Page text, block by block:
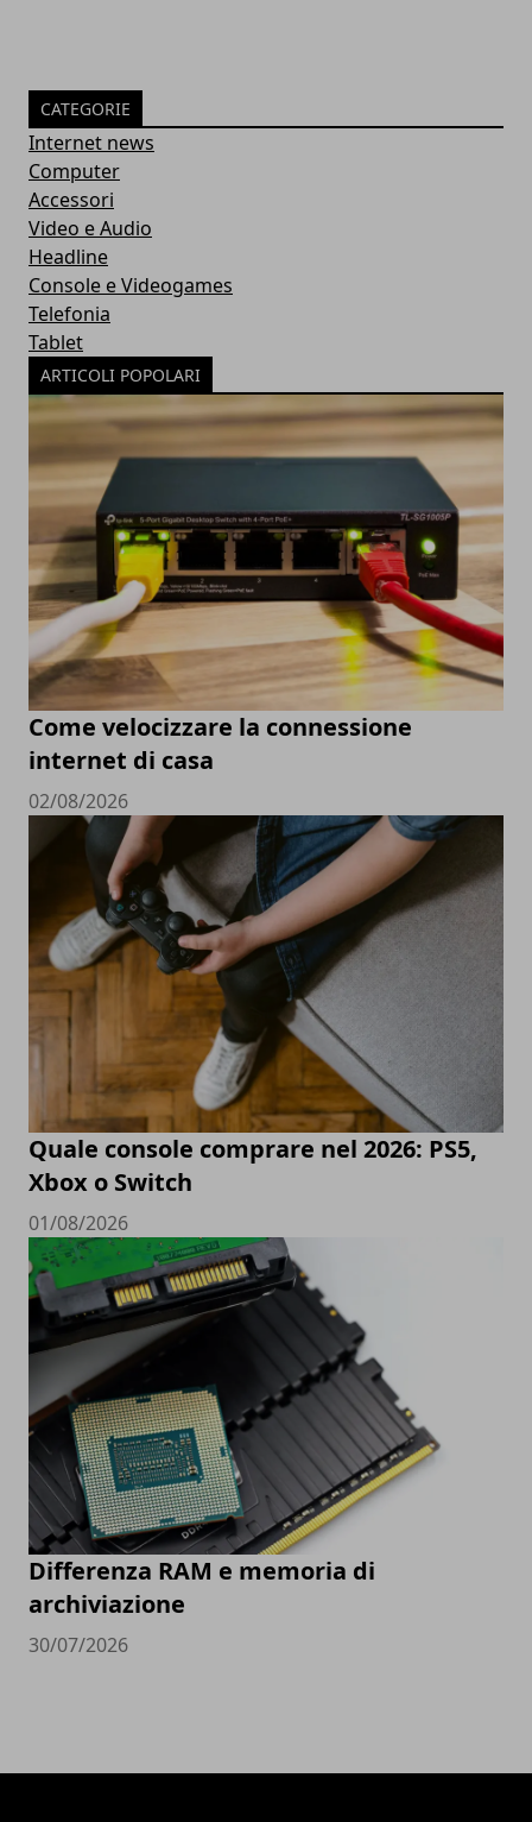
CATEGORIE
Internet news
Computer
Accessori
Video e Audio
Headline
Console e Videogames
Telefonia
Tablet
ARTICOLI POPOLARI
Come velocizzare la connessione
internet di casa
02/08/2026
Quale console comprare nel 2026: PS5,
Xbox o Switch
01/08/2026
Differenza RAM e memoria di
archiviazione
30/07/2026